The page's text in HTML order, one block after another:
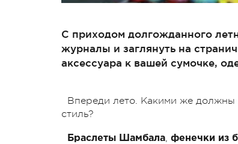
С приходом долгожданного
журналы и заглянуть на
аксессуара к вашей сумочке,
Впереди лето. Какими же должны
стиль?
Браслеты Шамбала, фенечки из